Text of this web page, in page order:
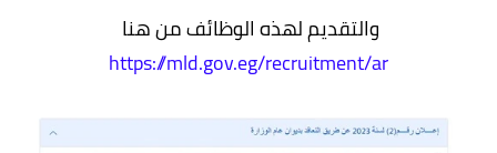
والتقديم لهذه الوظائف من هنا
https://mld.gov.eg/recruitment/ar